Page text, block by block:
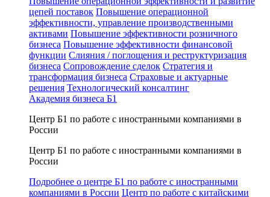
цепей поставок Повышение операционной
эффективности, управление производственными
активами Повышение эффективности розничного
бизнеса Повышение эффективности финансовой
функции Слияния / поглощения и реструктуризация
бизнеса Сопровождение сделок Стратегия и
трансформация бизнеса Страховые и актуарные
решения Технологический консалтинг
Академия бизнеса Б1
Центр Б1 по работе с иностранными компаниями в
России
Центр Б1 по работе с иностранными компаниями в
России
Подробнее о центре Б1 по работе с иностранными
компаниями в России Центр по работе с китайскими